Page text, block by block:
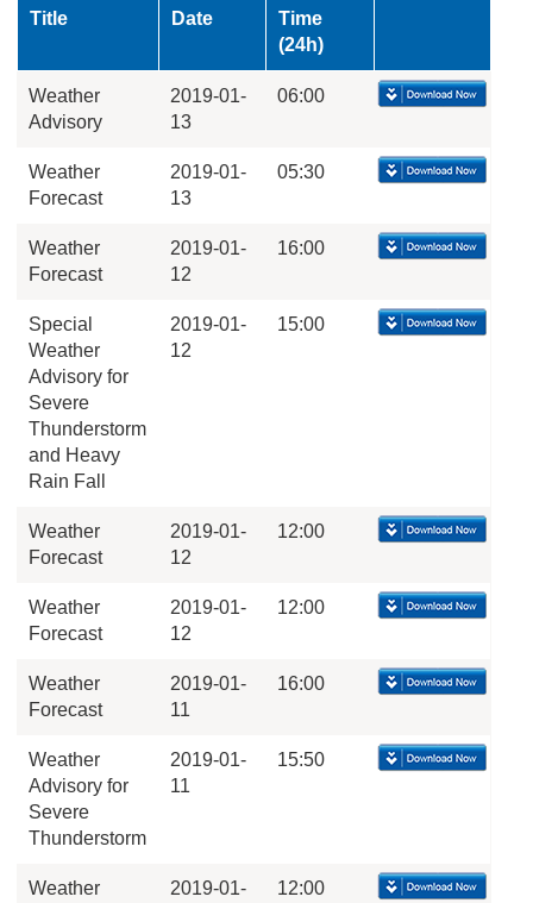
Title Date
Time
(24h)
Weather
Advisory
2019-01-
13
06:00
Weather
Forecast
2019-01-
13
05:30
Weather
Forecast
2019-01-
12
16:00
Special
Weather
Advisory for
Severe
Thunderstorm
and Heavy
Rain Fall
2019-01-
12
15:00
Weather
Forecast
2019-01-
12
12:00
Weather
Forecast
2019-01-
12
12:00
Weather
Forecast
2019-01-
11
16:00
Weather
Advisory for
Severe
Thunderstorm
2019-01-
11
15:50
Weather
2019-01-
12:00